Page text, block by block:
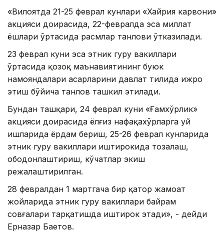
«Вилоятда 21-25 феврал кунлари «Хайрия карвони»
акцияси доирасида, 22-февралда эса миллат
ёшлари ўртасида расмлар танлови ўтказилади.
23 феврал куни эса этник гуруҳ вакиллари
ўртасида қозоқ маънавиятининг буюк
намояндалари асарларини давлат тилида ижро
этиш бўйича танлов ташкил этилади.
Бундан ташқари, 24 феврал куни «Ғамхўрлик»
акцияси доирасида ёлғиз нафақахўрларга уй
ишларида ёрдам бериш, 25-26 феврал кунларида
этник гуруҳ вакиллари иштирокида тозалаш,
ободонлаштириш, кўчатлар экиш
режалаштирилган.
28 февралдан 1 мартгача бир қатор жамоат
жойларида этник гуруҳ вакиллари байрам
совғалари тарқатишда иштирок этади», - дейди
Ерназар Баетов.